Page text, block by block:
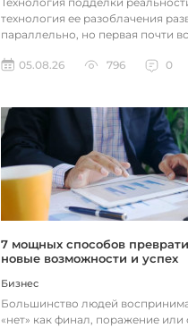
технология ее разоблачения
параллельно, но первая почти
05.08.26
796 0
7 мощных способов
новые возможности и успех
Бизнес
Большинство людей
«нет» как финал, поражение или